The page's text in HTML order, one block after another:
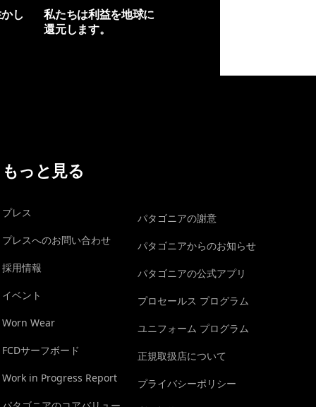
し
私たちは利益を地球に
還元します。
もっと見る
プレス
プレスへのお問い合わせ
採用情報
イベント
Worn Wear
FCDサーフボード
Work in Progress Report
パタゴニアの謝意
パタゴニアからのお知らせ
パタゴニアの公式アプリ
プロセールス プログラム
ユニフォーム プログラム
正規取扱店について
プライバシーポリシー